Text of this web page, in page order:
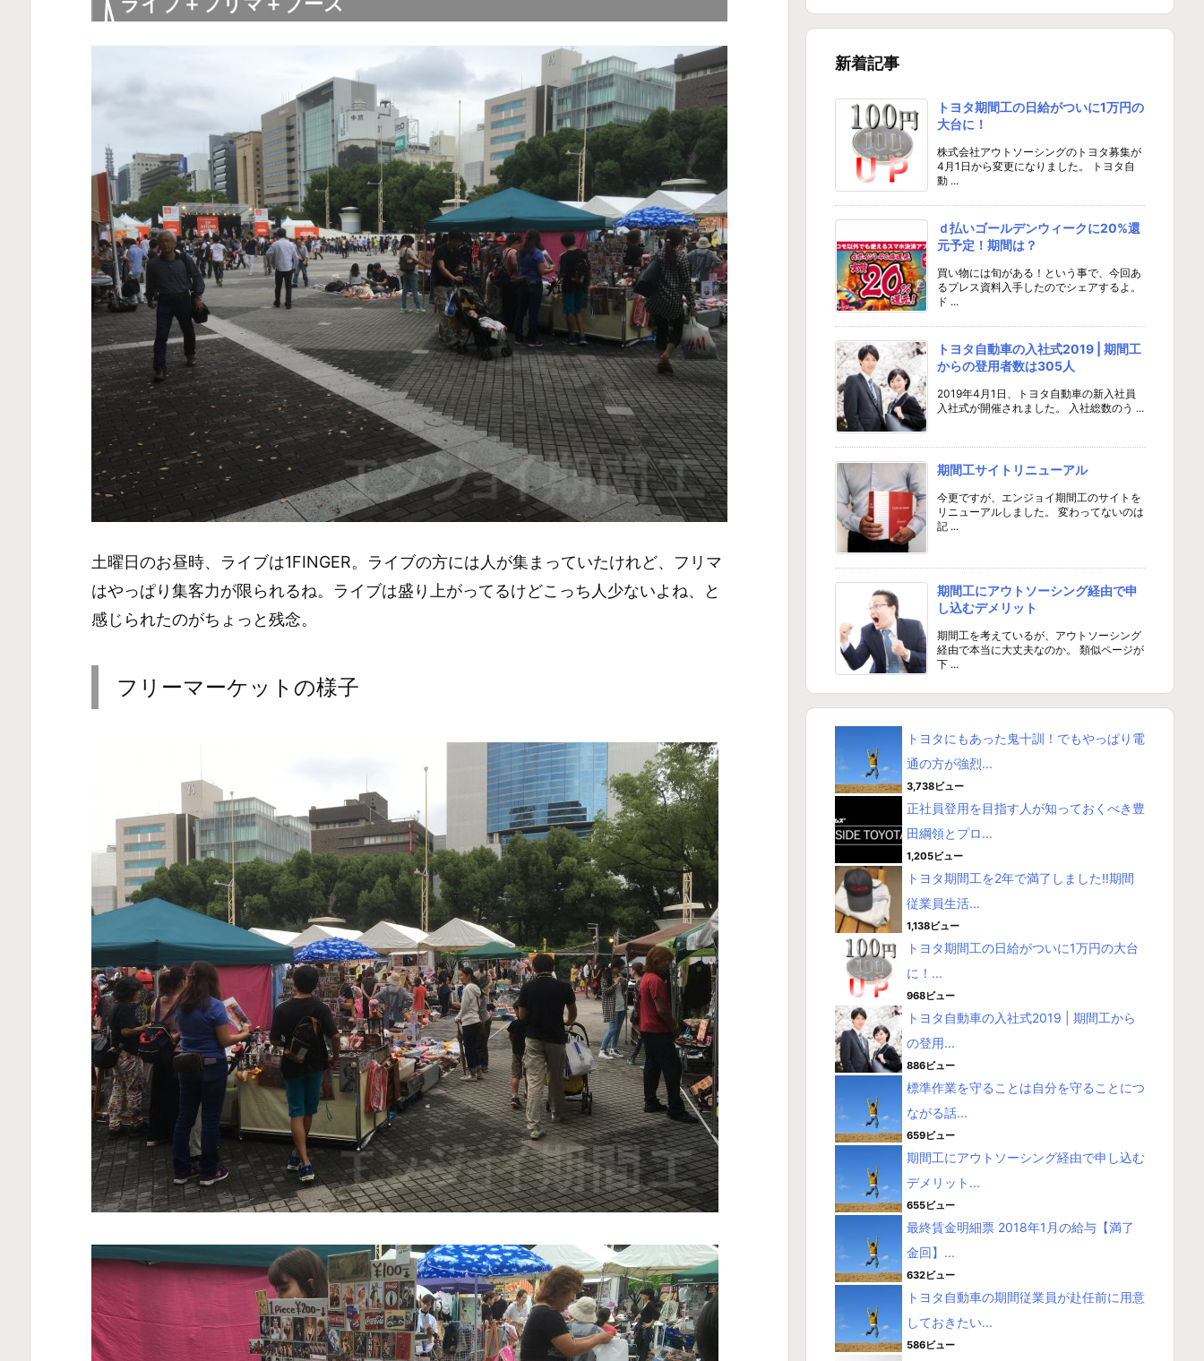
土曜日のお昼時、ライブは1FINGER。ライブの方には人が集まっていたけれど、フリマ
はやっぱり集客力が限られるね。ライブは盛り上がってるけどこっち人少ないよね、と
感じられたのがちょっと残念。
フリーマーケットの様子
新着記事
トヨタ期間工の日給がついに1万円の
大台に！
株式会社アウトソーシングのトヨタ募集が
4月1日から変更になりました。 トヨタ自
動 ...
ｄ払いゴールデンウィークに20%還
元予定！期間は？
買い物には旬がある！という事で、今回あ
るプレス資料入手したのでシェアするよ。
ド ...
トヨタ自動車の入社式2019 | 期間工
からの登用者数は305人
2019年4月1日、トヨタ自動車の新入社員
入社式が開催されました。 入社総数のう ...
期間工サイトリニューアル
今更ですが、エンジョイ期間工のサイトを
リニューアルしました。 変わってないのは
記 ...
期間工にアウトソーシング経由で申
し込むデメリット
期間工を考えているが、アウトソーシング
経由で本当に大丈夫なのか。 類似ページが
下 ...
トヨタにもあった鬼十訓！でもやっぱり電
通の方が強烈...
3,738ビュー
正社員登用を目指す人が知っておくべき豊
田綱領とプロ...
1,205ビュー
トヨタ期間工を2年で満了しました!!期間
従業員生活...
1,138ビュー
トヨタ期間工の日給がついに1万円の大台
に！...
968ビュー
トヨタ自動車の入社式2019 | 期間工から
の登用...
886ビュー
標準作業を守ることは自分を守ることにつ
ながる話...
659ビュー
期間工にアウトソーシング経由で申し込む
デメリット...
655ビュー
最終賃金明細票 2018年1月の給与【満了
金回】...
632ビュー
トヨタ自動車の期間従業員が赴任前に用意
しておきたい...
586ビュー